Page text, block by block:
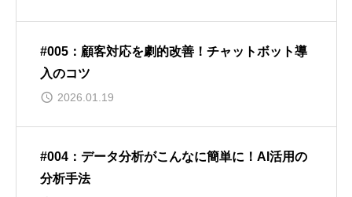
#005：顧客対応を劇的改善！チャットボット導
入のコツ
2026.01.19
#004：データ分析がこんなに簡単に！AI活用の
分析手法